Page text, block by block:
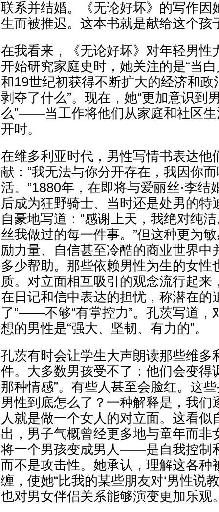
联系并结婚。《无论好坏》的写作因
生而被推迟。这本书就是献给这个孩
在我看来，《无论好坏》对年轻男性
开始研究家庭史时，她关注的是“当
和19世纪初获得不断扩大的经济和政
剥夺了什么”。现在，她“更加意识到
么”——当工作将他们从家庭和社区生
开时。
在维多利亚时代，男性写情书表达他
献：“我无法与你分开存在，我因你
活。”1880年，在即将与爱丽丝·李结
后成为狂野骑士、当时还是处男的特
自豪地写道：“感谢上天，我绝对纯
丝我做过的每一件事。”但这种更为
励力量、自信甚至冷酷的商业世界中
多少帮助。那些依赖男性为生的女性
质。对立面相互吸引的观念流行起来
在日记和信中表达的担忧，称潜在的
了”——不够“有掌控力”。孔茨写道，
想的男性是“强大、坚韧、有力的”。
孔茨有时会让学生大声朗读那些维多
件。大多数男孩受不了：他们会变得
那种情感”。有些人甚至会脸红。这
男性到底怎么了？一种解释是，我们
人就是做一个女人的对立面。这看似
出，男子气概曾经更多地与童年而非
将一个男孩变成男人——是自我控制
而不是攻击性。她承认，理解这各种
缠，使她“比我的某些朋友对‘男性说
也对男女伴侣关系能够演变更加乐观